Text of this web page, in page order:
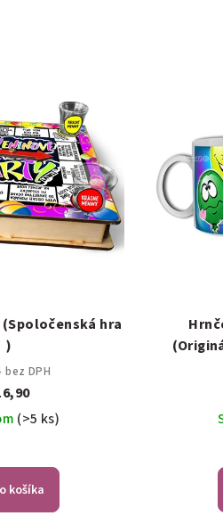
hra
)
bez DPH
(>5 ks)
košíka